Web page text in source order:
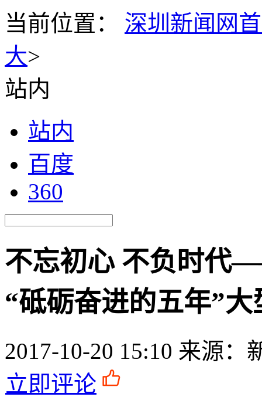
当前位置： 深圳新闻网
大>
站内
站内
百度
360
不忘初心 不负时代
“砥砺奋进的五年”大
2017-10-20 15:10 来源：
立即评论